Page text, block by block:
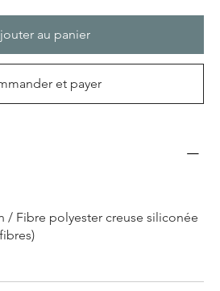
au panier
et payer
/ Fibre polyester creuse siliconée